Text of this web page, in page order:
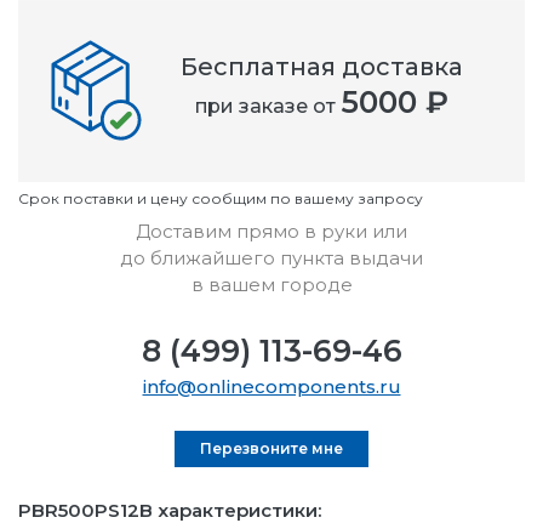
Номенклатурный номер
OC3050714
Cрок поставки и цену сообщим по вашему запросу
PBR500PS12B характеристики:
Бесплатная доставка
при заказе от 5000 ₽
Доставим прямо в руки или
до ближайшего пункта выдачи
в вашем городе
8 (499) 113-69-46
info@onlinecomponents.ru
Перезвоните мне